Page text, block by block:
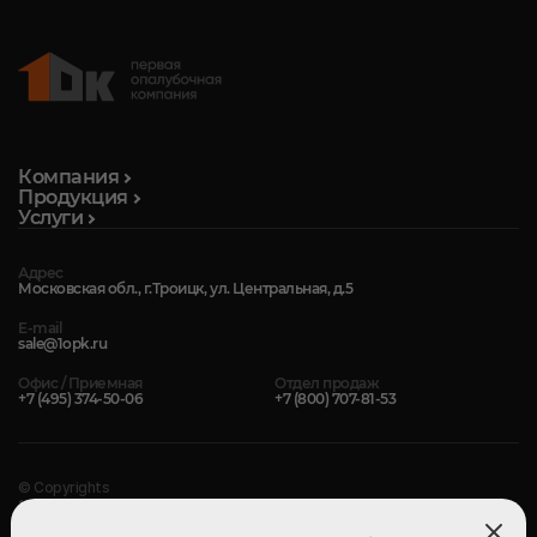
Компания
Продукция
Услуги
Адрес
Московская обл., г.Троицк, ул. Центральная, д.5
E-mail
sale@1opk.ru
Офис / Приемная
+7 (495) 374-50-06
Отдел продаж
+7 (800) 707-81-53
© Copyrights
1-Я ОПАЛУБОЧНАЯ КОМПАНИЯ